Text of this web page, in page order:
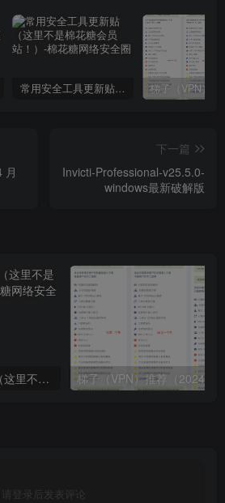
常用安全工具更新贴（这里不是棉花糖会员站！）
月
下一篇
Invicti-Professional-v25.5.0-
windows最新破解版
常用安全工具更新贴（这里不是棉花糖会员站！）
请登录后发表评论